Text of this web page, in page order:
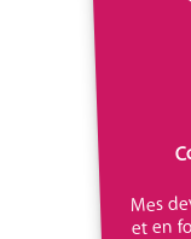
Mes
et en